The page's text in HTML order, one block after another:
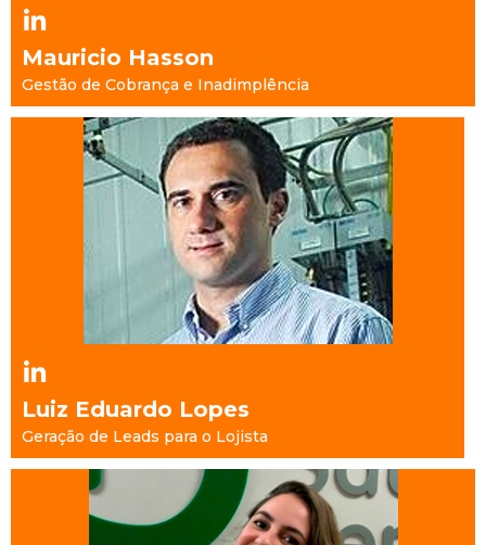
Mauricio Hasson
Gestão de Cobrança e Inadimplência
Luiz Eduardo Lopes
Geração de Leads para o Lojista